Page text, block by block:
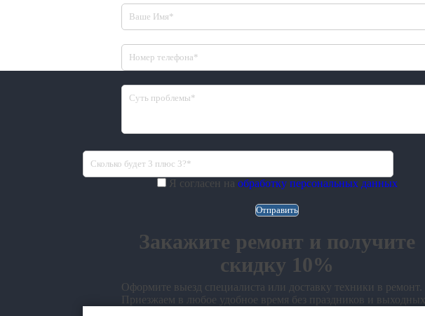
Я согласен на обработку персональных данных
Закажите ремонт и получите
скидку 10%
Оформите выезд специалиста или доставку техники в ремонт.
Приезжаем в любое удобное время без праздников и выходных.